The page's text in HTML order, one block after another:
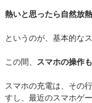
熱いと思ったら自然放
というのが、基本的な
この間、 スマホの操作
スマホの充電は、その
すし、最近のスマホゲ